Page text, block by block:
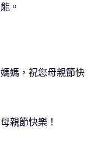
。
媽，祝您母親節快
親節快樂！